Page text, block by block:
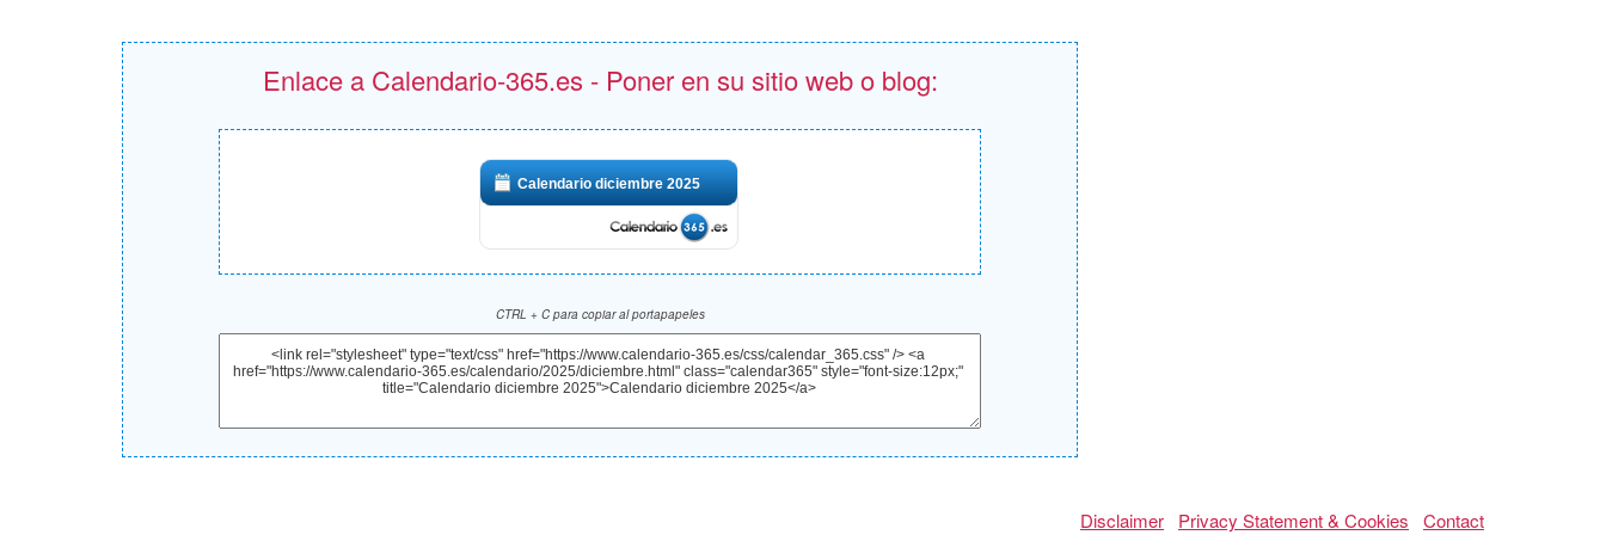
Enlace a Calendario-365.es - Poner en su sitio web o blog:
Calendario diciembre 2025
CTRL + C para copiar al portapapeles
Disclaimer Privacy Statement & Cookies Contact